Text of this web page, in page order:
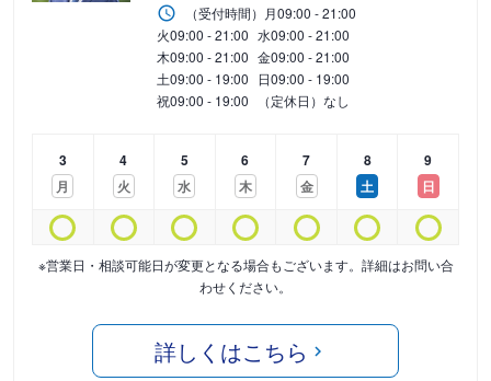
（受付時間） 月09:00 - 21:00
火09:00 - 21:00 水09:00 - 21:00
木09:00 - 21:00 金09:00 - 21:00
土09:00 - 19:00 日09:00 - 19:00
祝09:00 - 19:00 （定休日）なし
3
月
4
火
5
水
6
木
7
金
8
土
9
日
※営業日・相談可能日が変更となる場合もございます。詳細はお問い合
わせください。
詳しくはこちら